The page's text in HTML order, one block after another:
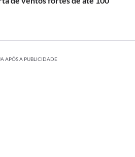
APÓS A PUBLICIDADE